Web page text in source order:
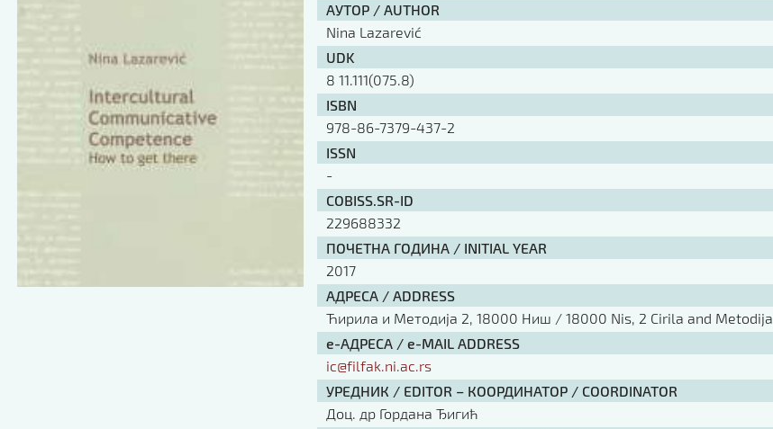
АУТОР / AUTHOR
Nina Lazarević
UDK
8 11.111(075.8)
ISBN
978-86-7379-437-2
ISSN
-
COBISS.SR-ID
229688332
ПОЧЕТНА ГОДИНА / INITIAL YEAR
2017
АДРЕСА / ADDRESS
Ћирила и Методија 2, 18000 Ниш / 18000 Nis, 2 Cirila and Metodija
е-АДРЕСА / e-MAIL ADDRESS
ic@filfak.ni.ac.rs
УРЕДНИК / EDITOR – КООРДИНАТОР / COORDINATOR
Доц. др Гордана Ђигић